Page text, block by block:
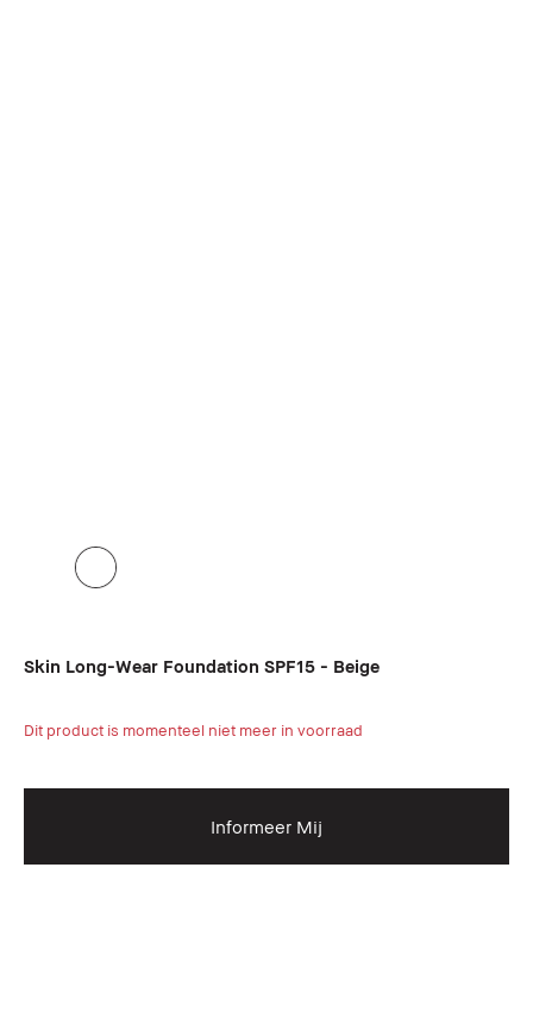
Skin Long-Wear Foundation SPF15 - Beige
Dit product is momenteel niet meer in voorraad
Informeer Mij